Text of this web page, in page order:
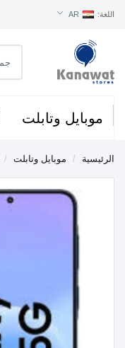
اللغة: AR
موبايل وتابلت
الرئيسية / موبايل وتابلت /